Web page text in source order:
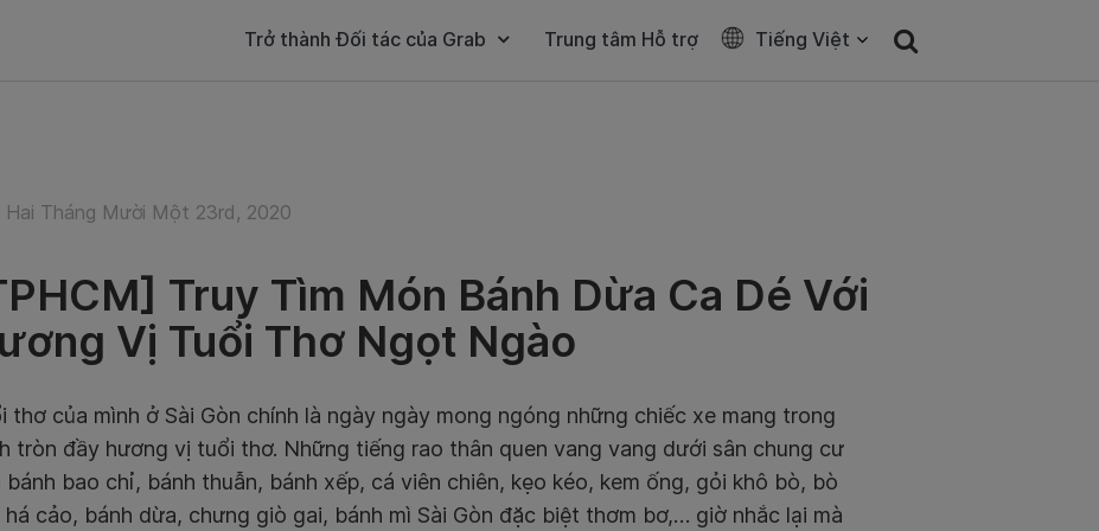
Trở thành Đối tác của Grab Trung tâm Hỗ trợ Tiếng Việt
Hai Tháng Mười Một 23rd, 2020
Truy Tìm Món Bánh Dừa Ca Dé Với
Vị Tuổi Thơ Ngọt Ngào
thơ của mình ở Sài Gòn chính là ngày ngày mong ngóng những chiếc xe mang trong
tròn đầy hương vị tuổi thơ. Những tiếng rao thân quen vang vang dưới sân chung cư
bánh bao chỉ, bánh thuẫn, bánh xếp, cá viên chiên, kẹo kéo, kem ống, gỏi khô bò, bò
há cảo, bánh dừa, chưng giò gai, bánh mì Sài Gòn đặc biệt thơm bơ,… giờ nhắc lại mà